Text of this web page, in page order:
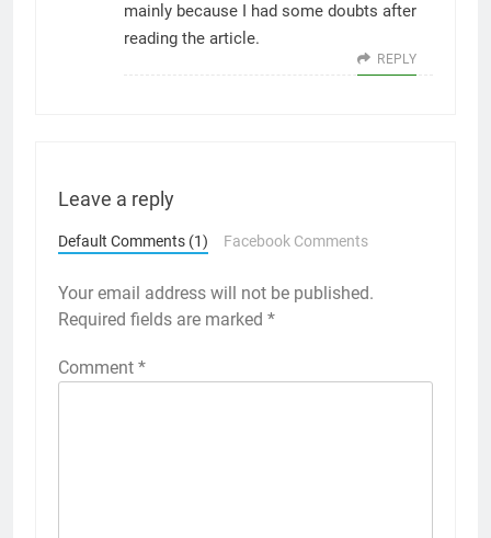
mainly because I had some doubts after
reading the article.
REPLY
Leave a reply
Default Comments (1) Facebook Comments
Your email address will not be published.
Required fields are marked *
Comment *